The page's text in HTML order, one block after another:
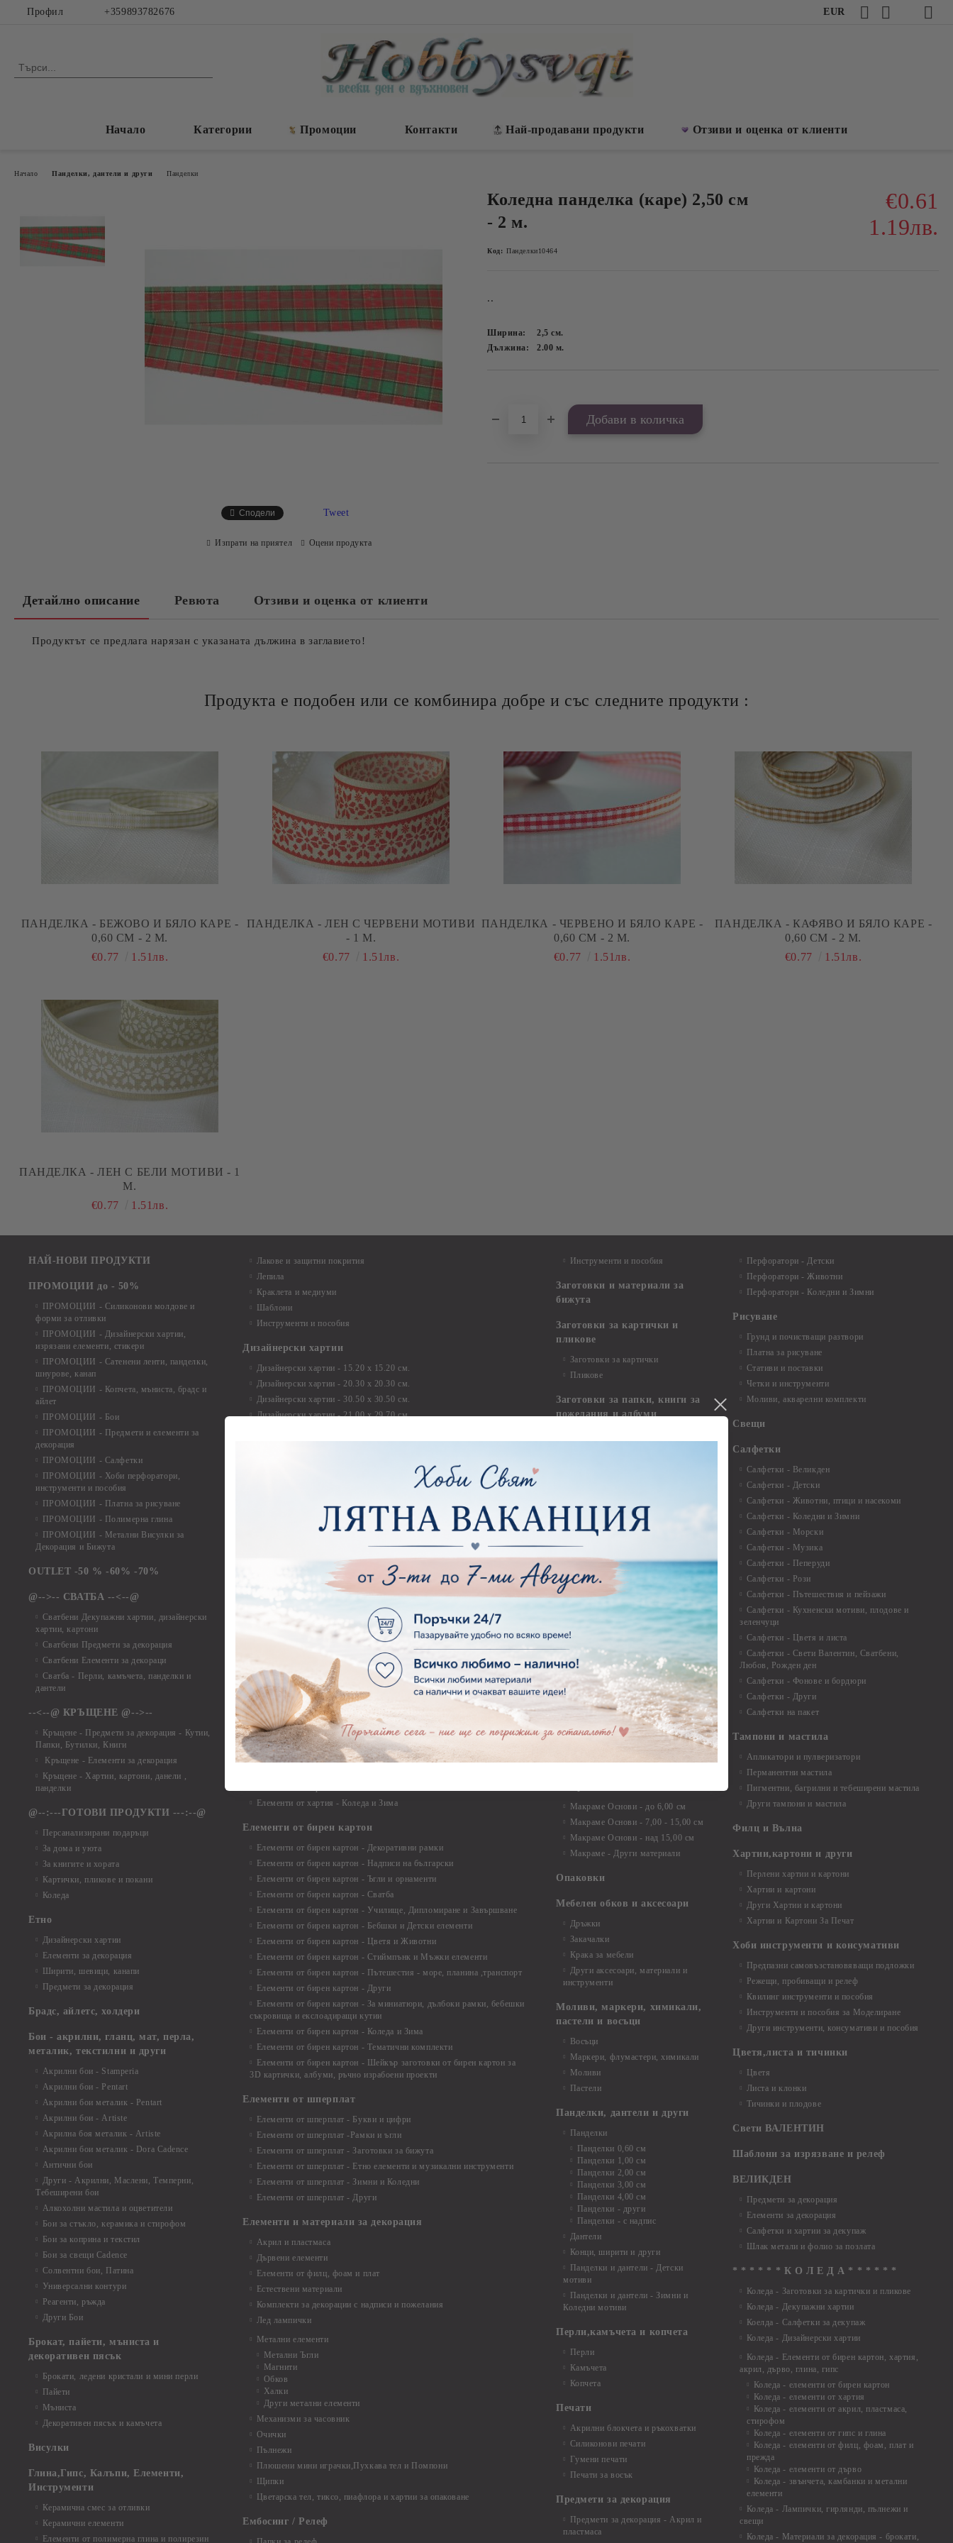
Профил +359893782676 EUR
Начало Категории Промоции Контакти Най-продавани продукти Отзиви и оценка от клиенти
Начало Панделки, дантели и други Панделки
Коледна панделка (каре) 2,50 см
- 2 м.
€0.61
1.19лв.
Код: Панделки10464
..
Ширина: 2,5см.
Дължина:
2.00 м.
Сподели Tweet
Изпрати на приятел Оцени продукта
Детайлно описание Ревюта Отзиви и оценка от клиенти
Продуктът се предлага нарязан с указаната дължина в заглавието!
Продукта е подобен или се комбинира добре и със следните продукти :
ПАНДЕЛКА - БЕЖОВО И БЯЛО КАРЕ -
0,60 СМ - 2 М.
€0.77
1.51лв.
ПАНДЕЛКА - ЛЕН С ЧЕРВЕНИ МОТИВИ
- 1 М.
€0.77
1.51лв.
ПАНДЕЛКА - ЧЕРВЕНО И БЯЛО КАРЕ -
0,60 СМ - 2 М.
€0.77
1.51лв.
ПАНДЕЛКА - КАФЯВО И БЯЛО КАРЕ -
0,60 СМ - 2 М.
€0.77
1.51лв.
ПАНДЕЛКА - ЛЕН С БЕЛИ МОТИВИ - 1
М.
€0.77
1.51лв.
НАЙ-НОВИ ПРОДУКТИ
ПРОМОЦИИ до - 50%
ПРОМОЦИИ - Силиконови молдове и
форми за отливки
ПРОМОЦИИ - Дизайнерски хартии,
изрязани елементи, стикери
ПРОМОЦИИ - Сатенени ленти, панделки,
шнурове, канап
ПРОМОЦИИ - Копчета, мъниста, брадс и
айлет
ПРОМОЦИИ - Бои
ПРОМОЦИИ - Предмети и елементи за
декорация
ПРОМОЦИИ - Салфетки
ПРОМОЦИИ - Хоби перфоратори,
инструменти и пособия
ПРОМОЦИИ - Платна за рисуване
ПРОМОЦИИ - Полимерна глина
ПРОМОЦИИ - Метални Висулки за
Декорация и Бижута
OUTLET -50 % -60% -70%
@-->-- СВАТБА --<--@
Сватбени Декупажни хартии, дизайнерски
хартии, картони
Сватбени Предмети за декорация
Сватбени Елементи за декораци
Сватба - Перли, камъчета, панделки и
дантели
--<--@ КРЪЩЕНЕ @-->--
Кръщене - Предмети за декорация - Кутии,
Папки, Бутилки, Книги
Кръщене - Елементи за декорация
Кръщене - Хартии, картони, данели ,
панделки
@--:---ГОТОВИ ПРОДУКТИ ---:--@
Персанализирани подаръци
За дома и уюта
За книгите и хората
Картички, пликове и покани
Коледа
Етно
Дизайнерски хартии
Елементи за декорация
Ширити, шевици, канапи
Предмети за декорация
Брадс, айлетс, холдери
Бои - акрилни, гланц, мат, перла,
металик, текстилни и други
Акрилни бои - Stamperia
Акрилни бои - Pentart
Акрилни бои металик - Pentart
Акрилни бои - Artiste
Акрилна боя металик - Artiste
Акрилни бои металик - Dora Cadence
Антични бои
Други - Акрилни, Маслени, Темперни,
Тебеширени бои
Алкохолни мастила и оцветители
Бои за стъкло, керамика и стирофом
Бои за коприна и текстил
Бои за свещи Cadence
Солвентни бои, Патина
Универсални контури
Реагенти, ръжда
Други Бои
Брокат, пайети, мъниста и
декоративен пясък
Брокати, ледени кристали и мини перли
Пайети
Мъниста
Декоративен пясък и камъчета
Висулки
Глина,Гипс, Калъпи, Елементи,
Инструменти
Керамична смес за отливки
Керамични елементи
Елементи от полимерна глина и полирезин
Лакове и защитни покрития
Лепила
Краклета и медиуми
Шаблони
Инструменти и пособия
Дизайнерски хартии
Дизайнерски хартии - 15.20 х 15.20 см.
Дизайнерски хартии - 20.30 х 20.30 см.
Дизайнерски хартии - 30.50 х 30.50 см.
Дизайнерски хартии - 21,00 х 29,70 см
Елементи от хартия - Букви и Цифри за Банери
Елементи от хартия - Училище, Дипломиране и Абитуриентски
Елементи от хартия - Животни, птици, пеперуди
Елементи от хартия - Любов, Сватба, Свети Валентин
Елементи от хартия - Цветя, листа и клони
Елементи от хартия - За Мъже
Елементи от хартия - Морски
Елементи от хартия - Къщи, Врати, Прозорци, Огради, Фенери
Елементи от хартия - Пътешествия и Фото моменти
Елементи то хартия - Такове, табелки, етикети
Елементи от хартия - Многопластови елементи
Елементи от хартия - Други
Елементи от хартия - Коледа и Зима
Елементи от бирен картон
Елементи от бирен картон - Декоративни рамки
Елементи от бирен картон - Надписи на български
Елементи от бирен картон - Ъгли и орнаменти
Елементи от бирен картон - Сватба
Елементи от бирен картон - Училище, Дипломиране и Завършване
Елементи от бирен картон - Бебшки и Детски елементи
Елементи от бирен картон - Цветя и Животни
Елементи от бирен картон - Стиймпънк и Мъжки елементи
Елементи от бирен картон - Пътешестия - море, планина ,транспорт
Елементи от бирен картон - Други
Елементи от бирен картон - За миниатюри, дълбоки рамки, бебешки
съкровища и екслоадиращи кутии
Елементи от бирен картон - Коледа и Зима
Елементи от бирен картон - Тематични комплекти
Елементи от бирен картон - Шейкър заготовки от бирен картон за
3D картички, албуми, ръчно израбоени проекти
Елементи от шперплат
Елементи от шперплат - Букви и цифри
Елементи от шперплат -Рамки и ъгли
Елементи от шперплат - Заготовки за бижута
Елементи от шперплат - Етно елементи и музикални инструменти
Елементи от шперплат - Зимни и Коледни
Елементи от шперплат - Други
Елементи и материали за декорация
Акрил и пластмаса
Дървени елементи
Елементи от филц, фоам и плат
Естествени материали
Комплекти за декорации с надписи и пожелания
Лед лампички
Метални елементи
Метални Ъгли
Магнити
Обков
Халки
Други метални елементи
Механизми за часовник
Очички
Пълнежи
Плюшени мини играчки,Пухкава тел и Помпони
Щипки
Цветарска тел, тиксо, пиафлора и хартии за опаковане
Ембосинг / Релеф
Инструменти и пособия
Заготовки и материали за
бижута
Заготовки за картички и
пликове
Заготовки за картички
Пликове
Заготовки за папки, книги за
пожелания и албуми
Изрязани елементи и
Квилинг ленти - микс
Квилинг ленти - перлени - 3мм -
Квилинг ленти - 8мм
Инструменти и пособия за
квилинг
Комплекти за декорация
Лепила и лепящи средства
Лепила
Лепящи ленти
3D Повдигащи квадратчета и
ленти
Магнити
Велкро
Фото ъгли
Макраме Основи - до 6,00 см
Макраме Основи - 7,00 - 15,00 см
Макраме Основи - над 15,00 см
Макраме - Други материали
Опаковки
Мебелен обков и аксесоари
Дръжки
Закачалки
Крака за мебели
Други аксесоари, материали и
инструменти
Моливи, маркери, химикали,
пастели и восъци
Восъци
Маркери, флумастери, химикали
Моливи
Пастели
Панделки, дантели и други
Панделки
Панделки 0,60 см
Панделки 1,00 см
Панделки 2,00 см
Панделки 3,00 см
Панделки 4,00 см
Панделки - други
Панделки - с надпис
Дантели
Конци, ширити и други
Панделки и дантели - Детски
мотиви
Панделки и дантели - Зимни и
Коледни мотиви
Перли,камъчета и копчета
Перли
Камъчета
Копчета
Печати
Акрилни блокчета и ръкохватки
Силиконови печати
Гумени печати
Печати за восък
Предмети за декорация
Предмети за декорация - Акрил и
пластмаса
Перфоратори - Детски
Перфоратори - Животни
Перфоратори - Коледни и Зимни
Рисуване
Грунд и почистващи разтвори
Платна за рисуване
Стативи и поставки
Четки и инструменти
Моливи, акварелни комплекти
Свещи
Салфетки
Салфетки - Великден
Салфетки - Детски
Салфетки - Животни, птици и насекоми
Салфетки - Коледни и Зимни
Салфетки - Морски
Салфетки - Музика
Салфетки - Пеперуди
Салфетки - Рози
Салфетки - Пътешествия и пейзажи
Салфетки - Кухненски мотиви, плодове и
зеленчуци
Салфетки - Цветя и листа
Салфетки - Свети Валентин, Сватбени,
Любов, Рожден ден
Салфетки - Фонове и бордюри
Салфетки - Други
Салфетки на пакет
Тампони и мастила
Апликатори и пулверизатори
Перманентни мастила
Пигментни, багрилни и тебеширени мастила
Други тампони и мастила
Филц и Вълна
Хартии,картони и други
Перлени хартии и картони
Хартии и картони
Други Хартии и картони
Хартии и Картони За Печат
Хоби инструменти и консумативи
Предпазни самовъзстановяващи подложки
Режещи, пробиващи и релеф
Квилинг инструменти и пособия
Инструменти и пособия за Моделиране
Други инструменти, консумативи и пособия
Цветя,листа и тичинки
Цветя
Листа и клонки
Тичинки и плодове
Свети ВАЛЕНТИН
Шаблони за изрязване и релеф
ВЕЛИКДЕН
Предмети за декорация
Елементи за декорация
Салфетки и хартии за декупаж
Шлак метали и фолио за позлата
* * * * * * К О Л Е Д А * * * * * *
Коледа - Заготовки за картички и пликове
Коледа - Декупажни хартии
Коелда - Салфетки за декупаж
Коледа - Дизайнерски хартии
Коледа - Eлементи от бирен картон, хартия,
акрил, дърво, глина, гипс
Коледа - елементи от бирен картон
Коледа - елементи от хартия
Коледа - елементи от акрил, пластмаса,
стирофом
Коледа - елементи от гипс и глина
Коледа - елементи от филц, фоам, плат и
прежда
Коледа - елементи от дърво
Коледа - звънчета, камбанки и метални
елементи
Коледа - Лампички, гирлянди, пълнежи и
свещи
Коледа - Материали за декорация - брокати,